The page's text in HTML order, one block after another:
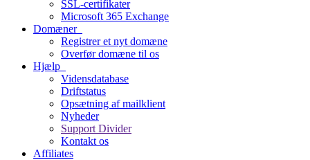
SSL-certifikater
Microsoft 365 Exchange
Domæner
Registrer et nyt domæne
Overfør domæne til os
Hjælp
Vidensdatabase
Driftstatus
Opsætning af mailklient
Nyheder
Support Divider
Kontakt os
Affiliates